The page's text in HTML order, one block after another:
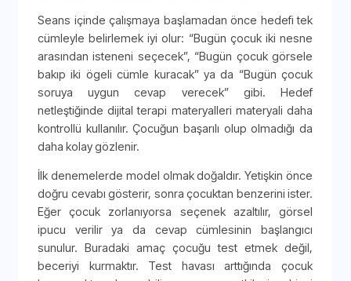
Seans içinde çalışmaya başlamadan önce hedefi tek
cümleyle belirlemek iyi olur: “Bugün çocuk iki nesne
arasından isteneni seçecek”, “Bugün çocuk görsele
bakıp iki ögeli cümle kuracak” ya da “Bugün çocuk
soruya uygun cevap verecek” gibi. Hedef
netleştiğinde dijital terapi materyalleri materyali daha
kontrollü kullanılır. Çocuğun başarılı olup olmadığı da
daha kolay gözlenir.
İlk denemelerde model olmak doğaldır. Yetişkin önce
doğru cevabı gösterir, sonra çocuktan benzerini ister.
Eğer çocuk zorlanıyorsa seçenek azaltılır, görsel
ipucu verilir ya da cevap cümlesinin başlangıcı
sunulur. Buradaki amaç çocuğu test etmek değil,
beceriyi kurmaktır. Test havası arttığında çocuk